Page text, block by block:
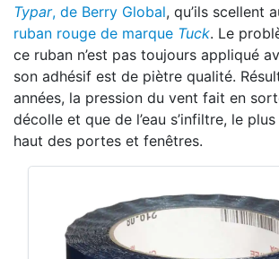
Typar, de Berry Global, qu’ils scellent
ruban rouge de marque Tuck. Le
ce ruban n’est pas toujours appliqué
son adhésif est de piètre qualité.
années, la pression du vent fait en
décolle et que de l’eau s’infiltre, le
haut des portes et fenêtres.